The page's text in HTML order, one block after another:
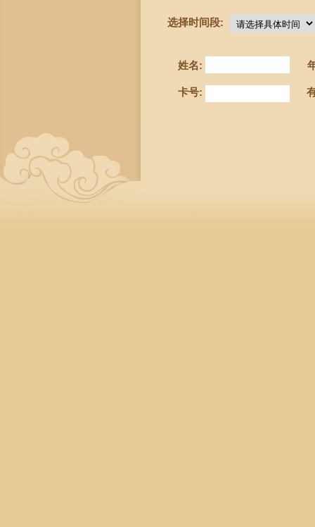
选择时间段:
姓名:
卡号: